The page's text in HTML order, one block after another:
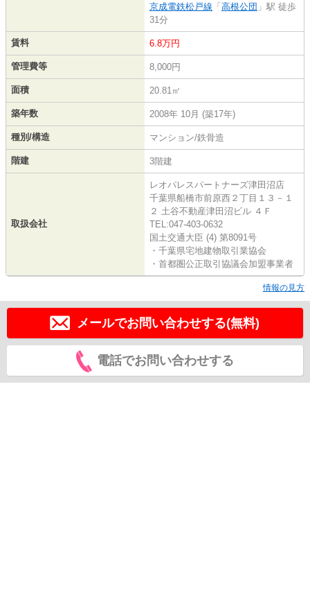
京成電鉄松戸線 「 高根公団 」駅 徒歩
31分
賃料 6.8万円
管理費等 8,000円
面積 20.81㎡
築年数 2008年 10月 (築17年)
種別/構造 マンション/鉄骨造
階建 3階建
取扱会社
レオパレスパートナーズ津田沼店
千葉県船橋市前原西２丁目１３－１
２ 土谷不動産津田沼ビル ４Ｆ
TEL:047-403-0632
国土交通大臣 (4) 第8091号
・千葉県宅地建物取引業協会
・首都圏公正取引協議会加盟事業者
情報の見方
メールでお問い合わせする(無料)
電話でお問い合わせする